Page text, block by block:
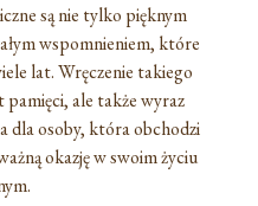
są nie tylko pięknym
wspomnieniem, które
lat. Wręczenie takiego
ale także wyraz
dla osoby, która obchodzi
okazję w swoim życiu